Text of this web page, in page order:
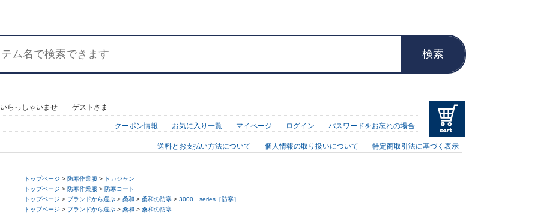
検索
いらっしゃいませ ゲストさま
クーポン情報 お気に入り一覧 マイページ ログイン パスワードをお忘れの場合
送料とお支払い方法について 個人情報の取り扱いについて 特定商取引法に基づく表示
トップページ > 防寒作業服 > ドカジャン
トップページ > 防寒作業服 > 防寒コート
トップページ > ブランドから選ぶ > 桑和 > 桑和の防寒 > 3000 series［防寒］
トップページ > ブランドから選ぶ > 桑和 > 桑和の防寒